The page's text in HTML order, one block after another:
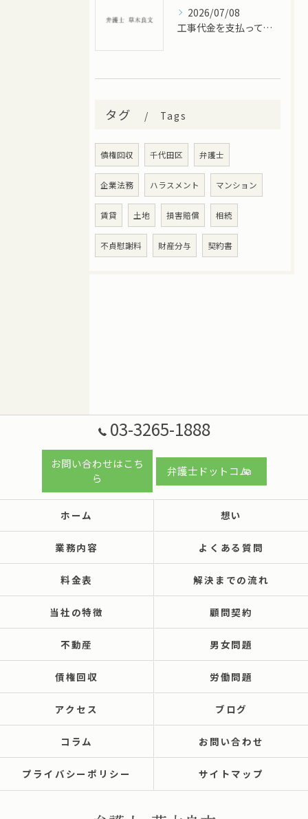
2026/07/08
工事代金を支払ってもらえない場合の対処法｜建設会社・工務店が知っておくべき債権回収の流れ
タグ Tags
債権回収 千代田区 弁護士
企業法務 ハラスメント マンション
賃貸 土地 損害賠償 相続
不貞慰謝料 財産分与 契約書
03-3265-1888
お問い合わせはこち
ら
弁護士ドットコム
ホーム 想い
業務内容 よくある質問
料金表 解決までの流れ
当社の特徴 顧問契約
不動産 男女問題
債権回収 労働問題
アクセス ブログ
コラム お問い合わせ
プライバシーポリシー サイトマップ